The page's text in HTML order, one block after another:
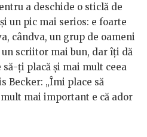
a deschide o sticlă de
un pic mai serios: e foarte
cândva, un grup de oameni
scriitor mai bun, dar îți dă
ți placă și mai mult ceea
Becker: „Îmi place să
mai important e că ador